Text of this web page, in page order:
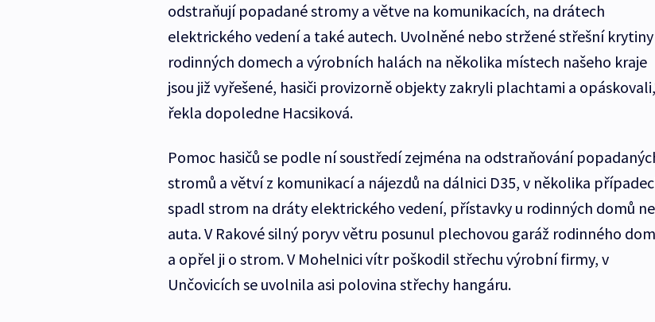
odstraňují popadané stromy a větve na komunikacích, na drátech
elektrického vedení a také autech. Uvolněné nebo stržené střešní
rodinných domech a výrobních halách na několika místech našeho kraje
jsou již vyřešené, hasiči provizorně objekty zakryli plachtami a
řekla dopoledne Hacsiková.
Pomoc hasičů se podle ní soustředí zejména na odstraňování
stromů a větví z komunikací a nájezdů na dálnici D35, v několika
spadl strom na dráty elektrického vedení, přístavky u rodinných domů
auta. V Rakové silný poryv větru posunul plechovou garáž rodinného
a opřel ji o strom. V Mohelnici vítr poškodil střechu výrobní firmy, v
Unčovicích se uvolnila asi polovina střechy hangáru.